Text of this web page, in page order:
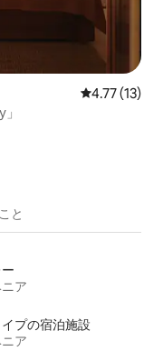
レビュー13
4.77 (13)
と
ア
プの宿泊施設
ア